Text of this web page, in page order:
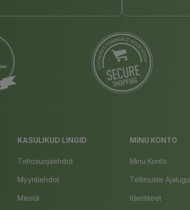
KASULIKUD LINGID
Tietosuojaehdot
Myyntiehdot
Meistä
MINU KONTO
Minu Konto
Tellimuste Ajalugu
Identiteet